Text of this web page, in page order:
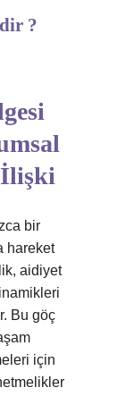
?
İlişki
bir
hareket
aidiyet
Bu göç
için